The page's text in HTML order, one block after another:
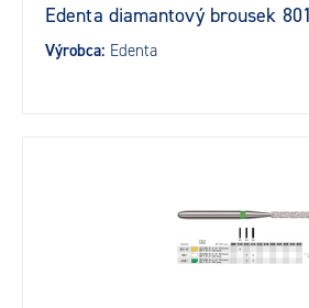
Edenta diamantový brousek
Výrobca: Edenta